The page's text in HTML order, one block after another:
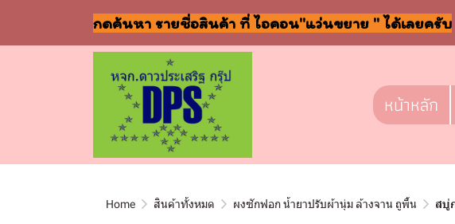
กดค้นหา รายชื่อสินค้า ที่ ไอคอน"แว่นขยาย " ได้เลยครับ
หน้าหลัก
Home สินค้าทั้งหมด ผงซักฟอก น้ำยาปรับผ้านุ่ม ล้างจาน ถูพื้น สบู่